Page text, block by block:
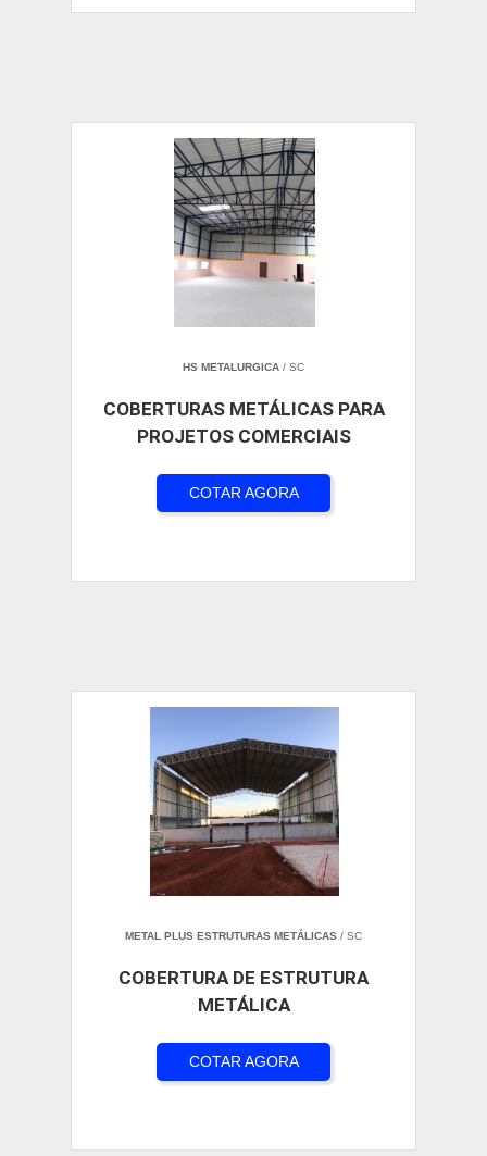
HS METALURGICA / SC
COBERTURAS METÁLICAS PARA
PROJETOS COMERCIAIS
COTAR AGORA
METAL PLUS ESTRUTURAS METÁLICAS / SC
COBERTURA DE ESTRUTURA
METÁLICA
COTAR AGORA